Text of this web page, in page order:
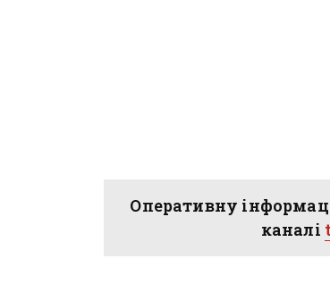
Оперативну
каналі